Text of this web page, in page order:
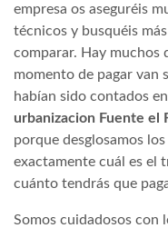
empresa os aseguréis
técnicos y busquéis
comparar. Hay muchos
momento de pagar van
habían sido contados
urbanizacion Fuente el
porque desglosamos
exactamente cuál es el
cuánto tendrás que
Somos cuidadosos con